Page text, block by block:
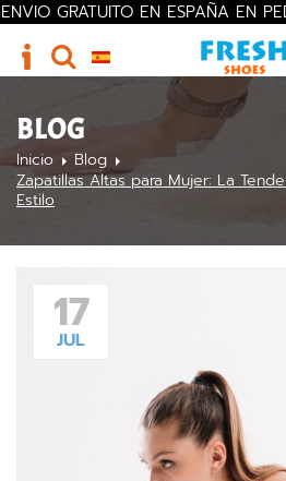
ENVIO GRATUITO EN ESPAÑA EN
BLOG
Inicio
Blog
Zapatillas Altas para Mujer: La
Estilo
17
JUL